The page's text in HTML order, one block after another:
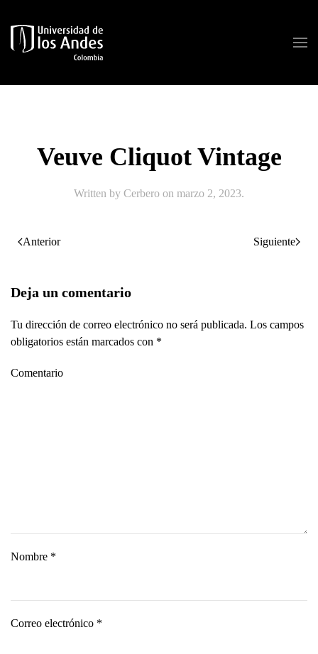
Skip to main content
Veuve Cliquot Vintage
Written by Cerbero on marzo 2, 2023.
Anterior Siguiente
Deja un comentario
Tu dirección de correo electrónico no será publicada. Los campos
obligatorios están marcados con *
Comentario
Nombre *
Correo electrónico *